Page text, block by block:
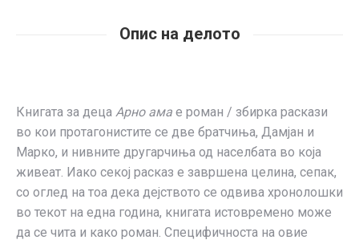
Опис на делото
Книгата за деца Арно ама е роман / збирка раскази
во кои протагонистите се две братчиња, Дамјан и
Марко, и нивните другарчиња од населбата во која
живеат. Иако секој расказ е завршена целина, сепак,
со оглед на тоа дека дејството се одвива хронолошки
во текот на една година, книгата истовремено може
да се чита и како роман. Специфичноста на овие